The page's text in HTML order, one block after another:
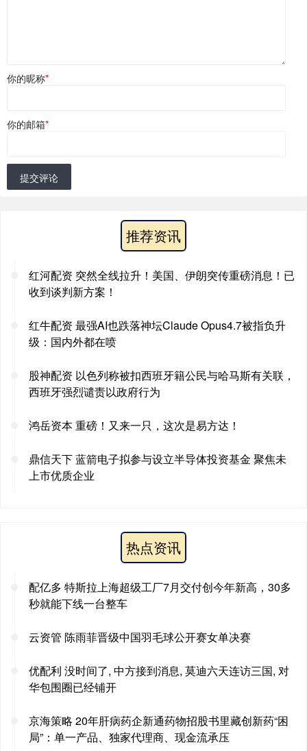
你的昵称*
你的邮箱*
提交评论
推荐资讯
红河配资 突然全线拉升！美国、伊朗突传重磅消息！已
收到谈判新方案！
红牛配资 最强AI也跌落神坛Claude Opus4.7被指负升
级：国内外都在喷
股神配资 以色列称被扣西班牙籍公民与哈马斯有关联，
西班牙强烈谴责以政府行为
鸿岳资本 重磅！又来一只，这次是易方达！
鼎信天下 蓝箭电子拟参与设立半导体投资基金 聚焦未
上市优质企业
热点资讯
配亿多 特斯拉上海超级工厂7月交付创今年新高，30多
秒就能下线一台整车
云资管 陈雨菲晋级中国羽毛球公开赛女单决赛
优配利 没时间了, 中方接到消息, 莫迪六天连访三国, 对
华包围圈已经铺开
京海策略 20年肝病药企新通药物招股书里藏创新药“困
局”：单一产品、独家代理商、现金流承压